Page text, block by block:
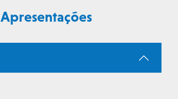
Apresentações